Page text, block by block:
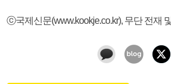
ⓒ국제신문(www.kookje.co.kr), 무단 전재